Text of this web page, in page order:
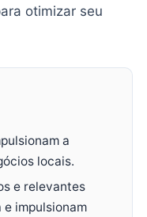
otimizar seu
a
locais.
e relevantes
impulsionam